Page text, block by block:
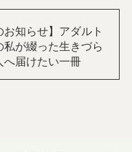
お知らせ】アダルト
私が綴った生きづら
へ届けたい一冊